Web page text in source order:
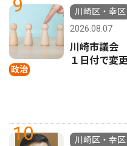
9
政治
川崎区・幸区
2026.08.07
川崎市議会
１日付で変
10
川崎区・幸区